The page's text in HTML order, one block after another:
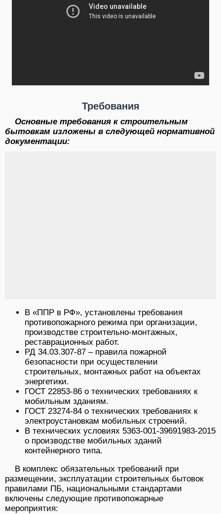
Требования
Основные требования к строительным
бытовкам изложены в следующей нормативной
документации:
В «ППР в РФ», установлены требования
противопожарного режима при организации,
производстве строительно-монтажных,
реставрационных работ.
РД 34.03.307-87 – правила пожарной
безопасности при осуществлении
строительных, монтажных работ на объектах
энергетики.
ГОСТ 22853-86 о технических требованиях к
мобильным зданиям.
ГОСТ 23274-84 о технических требованиях к
электроустановкам мобильных строений.
В технических условиях 5363-001-39691983-2015
о производстве мобильных зданий
контейнерного типа.
В комплекс обязательных требований при
размещении, эксплуатации строительных бытовок
правилами ПБ, национальными стандартами
включены следующие противопожарные
мероприятия: